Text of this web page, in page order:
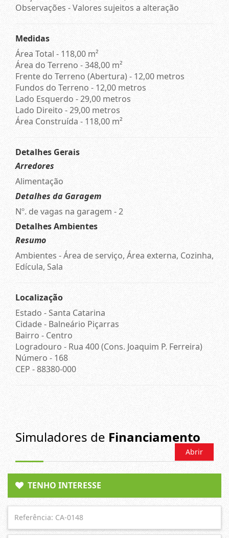
Observações - Valores sujeitos a alteração
Medidas
Área Total - 118,00 m²
Área do Terreno - 348,00 m²
Frente do Terreno (Abertura) - 12,00 metros
Fundos do Terreno - 12,00 metros
Lado Esquerdo - 29,00 metros
Lado Direito - 29,00 metros
Área Construída - 118,00 m²
Detalhes Gerais
Arredores
Alimentação
Detalhes da Garagem
Nº. de vagas na garagem - 2
Detalhes Ambientes
Resumo
Ambientes - Área de serviço, Área externa, Cozinha,
Edícula, Sala
Localização
Estado -Santa Catarina
Cidade - Balneário Piçarras
Bairro - Centro
Logradouro - Rua 400 (Cons. Joaquim P. Ferreira)
Número - 168
CEP -88380-000
Simuladores de Financiamento
Abrir
TENHO INTERESSE